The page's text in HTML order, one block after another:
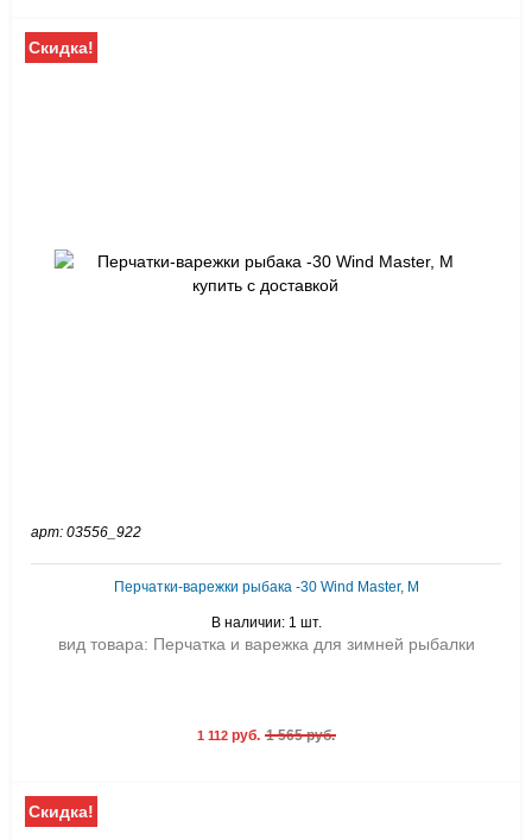
Скидка!
арт: 03556_922
Перчатки-варежки рыбака -30 Wind Master, M
В наличии: 1 шт.
вид товара: Перчатка и варежка для зимней рыбалки
1 112 руб. 1 565 руб.
Скидка!